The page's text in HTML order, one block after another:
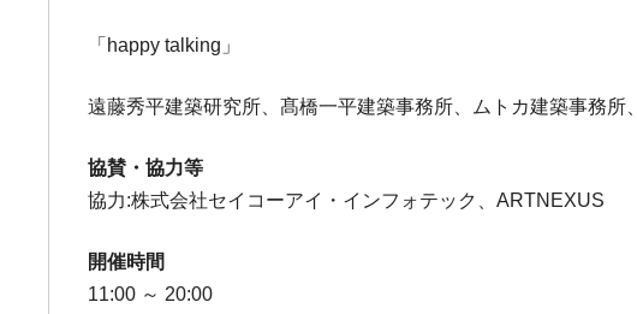
「happy talking」
遠藤秀平建築研究所、髙橋一平建築事務所、ムトカ建築事務
協賛・協力等
協力:株式会社セイコーアイ・インフォテック、ARTNEXUS
開催時間
11:00 ～ 20:00